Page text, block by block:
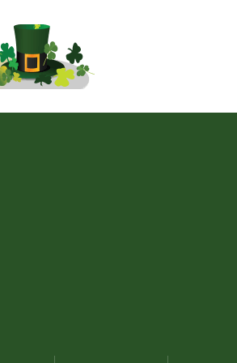
Универсальное каре: